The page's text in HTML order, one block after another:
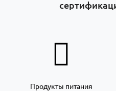
Продукты питания